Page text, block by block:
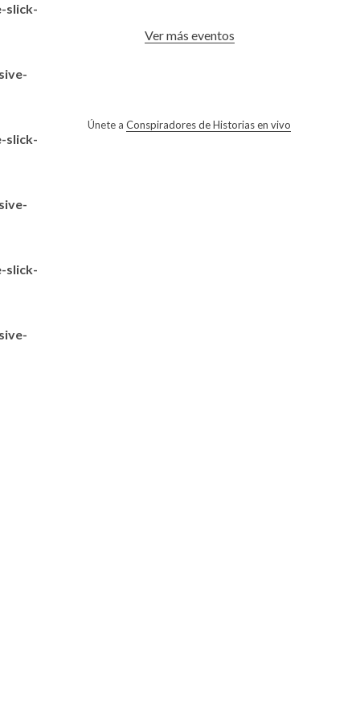
slick-
slick-
slick-
Ver más eventos
Únete aConspiradores de Historias en vivo